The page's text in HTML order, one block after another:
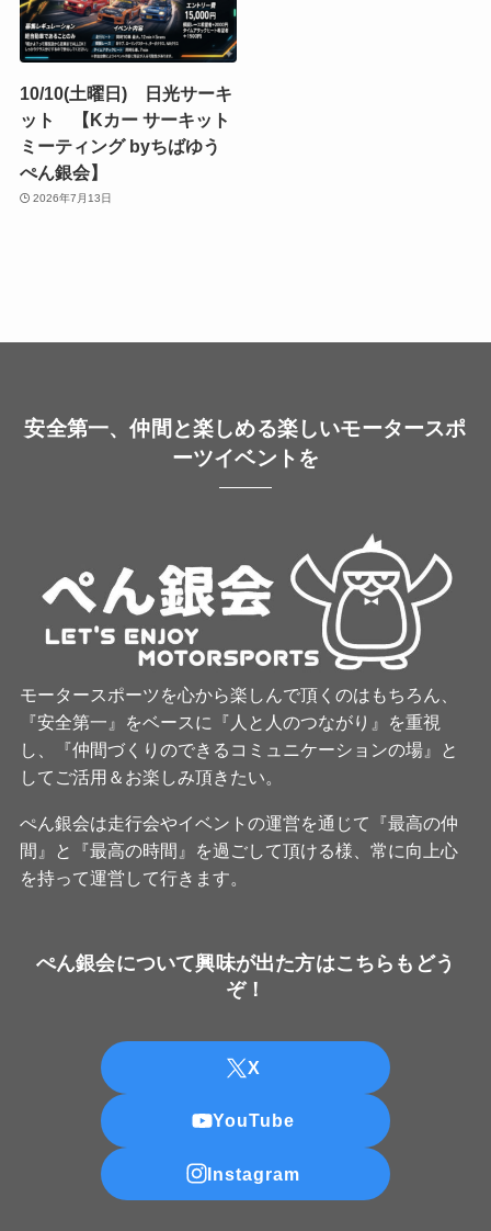
10/10(土曜日) 日光サーキ
ット 【Kカー サーキット
ミーティング byちばゆう
ぺん銀会】
2026年7月13日
安全第一、仲間と楽しめる楽しいモータースポ
ーツイベントを
モータースポーツを心から楽しんで頂くのはもちろん、
『安全第一』をベースに『人と人のつながり』を重視
し、『仲間づくりのできるコミュニケーションの場』と
してご活用＆お楽しみ頂きたい。
ぺん銀会は走行会やイベントの運営を通じて『最高の仲
間』と『最高の時間』を過ごして頂ける様、常に向上心
を持って運営して行きます。
ぺん銀会について興味が出た方はこちらもどう
ぞ！
X
YouTube
Instagram